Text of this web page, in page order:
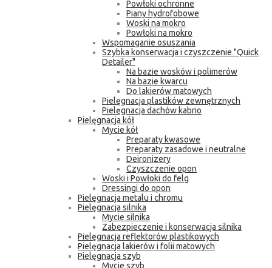
Powłoki ochronne
Piany hydrofobowe
Woski na mokro
Powłoki na mokro
Wspomaganie osuszania
Szybka konserwacja i czyszczenie "Quick
Detailer"
Na bazie wosków i polimerów
Na bazie kwarcu
Do lakierów matowych
Pielęgnacja plastików zewnętrznych
Pielęgnacja dachów kabrio
Pielęgnacja kół
Mycie kół
Preparaty kwasowe
Preparaty zasadowe i neutralne
Deironizery
Czyszczenie opon
Woski i Powłoki do felg
Dressingi do opon
Pielęgnacja metalu i chromu
Pielęgnacja silnika
Mycie silnika
Zabezpieczenie i konserwacja silnika
Pielęgnacja reflektorów plastikowych
Pielęgnacja lakierów i folii matowych
Pielęgnacja szyb
Mycie szyb